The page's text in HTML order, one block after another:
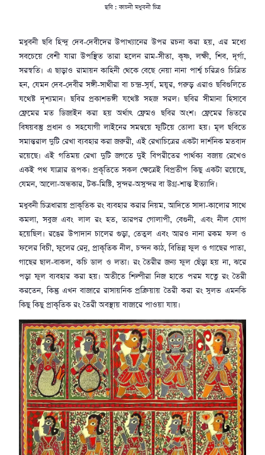
ছবি : কাচনী মধুবনী চিত্র
মধুবনী ছবি হিন্দু দেব-দেবীদের উপাখ্যানের উপর রচনা করা হয়, এর মধ্যে
সবচেয়ে বেশী যারা উপস্থিত তারা হলেন রাম-সীতা, কৃষ্ণ, লক্ষী, শিব, দূর্গা,
সরস্বতি। এ ছাড়াও রামায়ন কাহিনী থেকে বেছে নেয়া নানা পার্শ্ব চরিত্রও চিত্রিত
হন, যেমন দেব-দেবীর সঙ্গী-সাথীরা বা চন্দ্র-সূর্য, ময়ূর, গরুড় এরাও ছবিগুলিতে
যথেষ্ট দৃশ্যমান। ছবির প্রকাশভঙ্গী যথেষ্ট সহজ সরল। ছবির সীমানা হিসাবে
ফ্রেমের মত ডিজাইন করা হয় অর্থাৎ ফ্রেমও ছবির অংশ। ফ্রেমের ভিতরে
বিষয়বস্তু প্রধান ও সহযোগী লাইনের সমন্বয়ে ফুটিয়ে তোলা হয়। মূল ছবিতে
সমান্তরাল দুটি রেখা ব্যবহার করা জরুরী, এই রেখাচিত্রের একটা দার্শনিক মতবাদ
রয়েছে। এই গতিময় রেখা দুটি জগতে দুই বিপরীতের পার্থক্য বজায় রেখেও
একই পথ যাত্রার রূপক। প্রকৃতিতে সকল ক্ষেত্রেই বিপ্রতীপ কিছু একটা রয়েছে,
যেমন, আলো-অন্ধকার, টক-মিষ্টি, সুন্দর-অসুন্দর বা উগ্র-শান্ত ইত্যাদি।
মধুবনী চিত্রধারায় প্রাকৃতিক রং ব্যবহার করার নিয়ম, আদিতে সাদা-কালোর সাথে
কমলা, সবুজ এবং লাল রং হত, তারপর গোলাপী, বেগুনী, এবং নীল যোগ
হয়েছিল। রঙের উপাদান চালের গুড়া, তেতুল এবং আরও নানা রকম ফল ও
ফলের বিচী, ফুলের রেনু, প্রাকৃতিক নীল, চন্দন কাঠ, বিভিন্ন ফুল ও গাছের পাতা,
গাছের ছাল-বাকল, কচি ডাল ও লতা। রং তৈরীর জন্য ফুল ছেঁড়া হয় না, ঝরে
পড়া ফুল ব্যবহার করা হয়। অতীতে শিল্পীরা নিজ হাতে পরম যত্নে রং তৈরী
করতেন, কিন্তু এখন বাজারে রাসায়নিক প্রক্রিয়ায় তৈরী করা রং সুলভ এমনকি
কিছু কিছু প্রাকৃতিক রং তৈরী অবস্থায় বাজারে পাওয়া যায়।